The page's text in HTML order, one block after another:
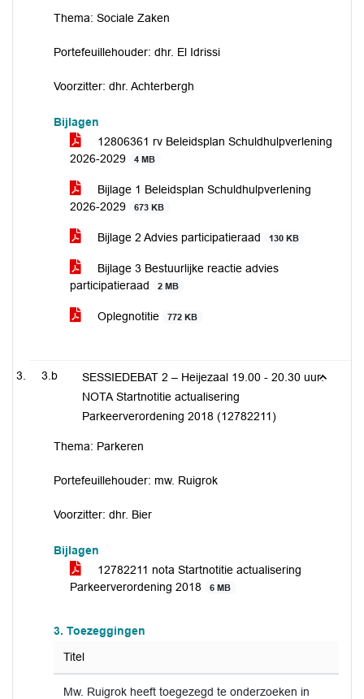
Thema: Sociale Zaken
Portefeuillehouder: dhr. El Idrissi
Voorzitter: dhr. Achterbergh
Bijlagen
12806361 rv Beleidsplan Schuldhulpverlening
2026-2029
4 MB
Bijlage 1 Beleidsplan Schuldhulpverlening
2026-2029
673 KB
Bijlage 2 Advies participatieraad 130 KB
Bijlage 3 Bestuurlijke reactie advies
participatieraad
2 MB
Oplegnotitie 772 KB
3.b
SESSIEDEBAT 2 – Heijezaal 19.00 - 20.30 uur:
NOTA Startnotitie actualisering
Parkeerverordening 2018 (12782211)
Thema: Parkeren
Portefeuillehouder: mw. Ruigrok
Voorzitter: dhr. Bier
Bijlagen
12782211 nota Startnotitie actualisering
Parkeerverordening 2018
6 MB
3. Toezeggingen
Titel
Mw. Ruigrok heeft toegezegd te onderzoeken in